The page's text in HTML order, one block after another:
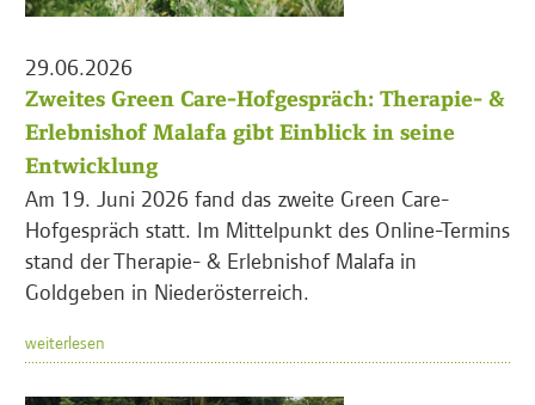
29.06.2026
Zweites Green Care-Hofgespräch: Therapie- &
Erlebnishof Malafa gibt Einblick in seine
Entwicklung
Am 19. Juni 2026 fand das zweite Green Care-
Hofgespräch statt. Im Mittelpunkt des Online-Termins
stand der Therapie- & Erlebnishof Malafa in
Goldgeben in Niederösterreich.
weiterlesen